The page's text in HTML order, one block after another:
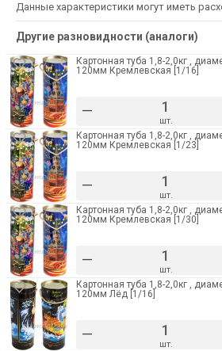
Данные характеристики могут иметь
Другие разновидности (аналоги)
Картонная туба 1,8-2,0кг ,
120мм Кремлевская [1/16]
– шт.
Картонная туба 1,8-2,0кг ,
120мм Кремлевская [1/23]
– шт.
Картонная туба 1,8-2,0кг ,
120мм Кремлевская [1/30]
– шт.
Картонная туба 1,8-2,0кг ,
120мм Лёд [1/16]
– шт.